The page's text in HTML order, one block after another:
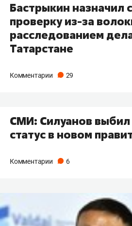
Бастрыкин назначил
проверку из-за
расследованием
Татарстане
Комментарии 29
СМИ: Силуанов
статус в новом
Комментарии 6